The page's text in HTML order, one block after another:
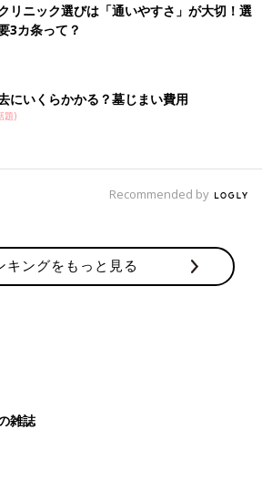
リニック選びは「通いやすさ」が大切！選
3カ条って？
にいくらかかる？墓じまい費用
題)
Recommended by
キングをもっと見る
雑誌